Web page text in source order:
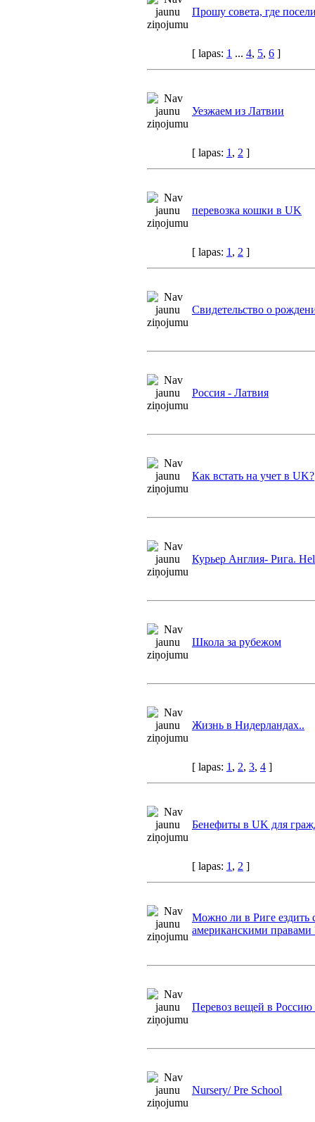
Прошу совета, где
[ lapas: 1 ... 4, 5, 6 ]
Уезжаем из Латвии
[ lapas: 1 , 2 ]
перевозка кошки в UK
[ lapas: 1 , 2 ]
Свидетельство о
Россия - Латвия
Как встать на учет в UK?
Курьер Англия- Рига.
Школа за рубежом
Жизнь в Нидерландах..
[ lapas: 1 , 2, 3, 4 ]
Бенефиты в UK для
[ lapas: 1 , 2 ]
Можно ли в Риге ездить
американскими правами
Перевоз вещей в
Nursery/ Pre School